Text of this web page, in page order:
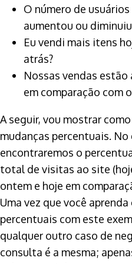
O número de
aumentou ou
Eu vendi mais itens
atrás?
Nossas vendas
em comparação com
A seguir, vou mostrar
mudanças percentuais. No
encontraremos o
total de visitas ao site
ontem e hoje em
Uma vez que você
percentuais com este
qualquer outro caso de
consulta é a mesma;